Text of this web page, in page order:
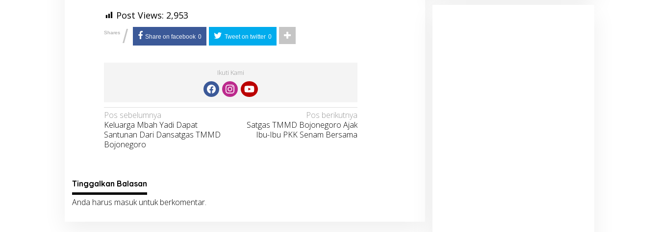
Post Views: 2,953
Shares / Share on facebook 0 Tweet on twitter 0
Ikuti Kami
Navigasi
pos
Pos sebelumnya
Keluarga Mbah Yadi Dapat
Santunan Dari Dansatgas TMMD
Bojonegoro
Pos berikutnya
Satgas TMMD Bojonegoro Ajak
Ibu-Ibu PKK Senam Bersama
Tinggalkan Balasan
Anda harus masukuntuk berkomentar.